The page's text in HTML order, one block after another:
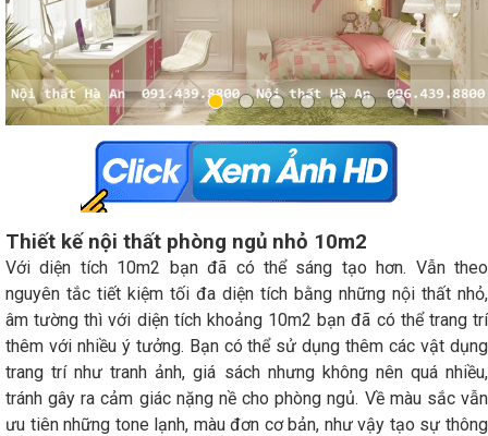
Thiết kế nội thất phòng ngủ nhỏ 10m2
Với diện tích 10m2 bạn đã có thể sáng tạo hơn. Vẫn theo
nguyên tắc tiết kiệm tối đa diện tích bằng những nội thất nhỏ,
âm tường thì với diện tích khoảng 10m2 bạn đã có thể trang trí
thêm với nhiều ý tưởng. Bạn có thể sử dụng thêm các vật dụng
trang trí như tranh ảnh, giá sách nhưng không nên quá nhiều,
tránh gây ra cảm giác nặng nề cho phòng ngủ. Về màu sắc vẫn
ưu tiên những tone lạnh, màu đơn cơ bản, như vậy tạo sự thông